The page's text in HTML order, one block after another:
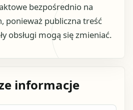
bezpośrednio na
ponieważ publiczna treść
obsługi mogą się zmieniać.
informacje